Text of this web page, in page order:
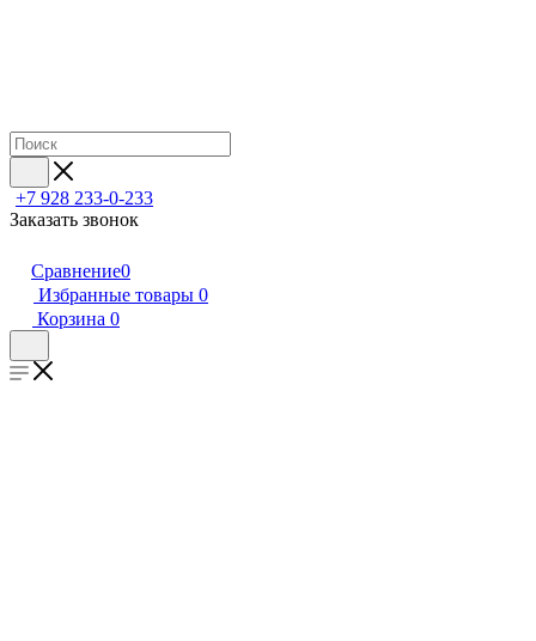
+7 928 233-0-233
Заказать звонок
Сравнение0
Избранные товары 0
Корзина 0